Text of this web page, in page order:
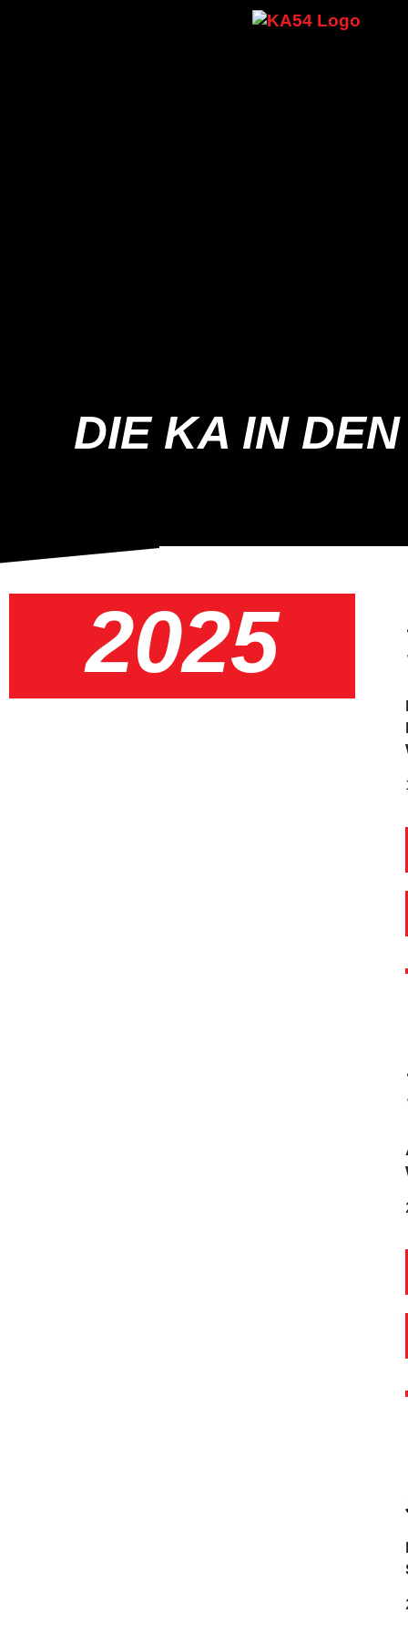
DIE KA IN
2025